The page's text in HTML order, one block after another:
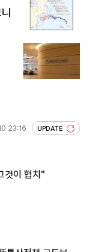
23:16 UPDATE
것이 협치"